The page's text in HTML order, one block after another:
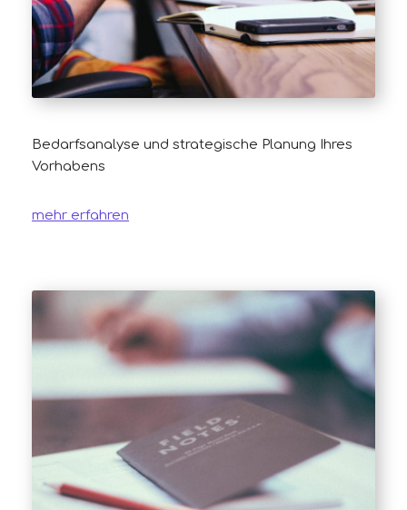
Bedarfsanalyse und strategische Planung Ihres
Vorhabens
mehr erfahren